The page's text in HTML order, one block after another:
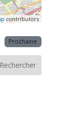
contributors
Prochaine
Rechercher